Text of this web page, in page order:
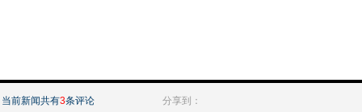
当前新闻共有3条评论 分享到：